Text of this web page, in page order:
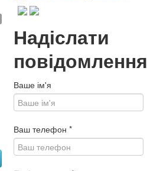
Надіслати
повідомлення
Ваше ім'я
Ваш телефон *